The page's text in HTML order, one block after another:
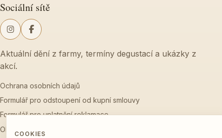
Sociální sítě
Aktuální dění z farmy, termíny degustací a ukázky z
akcí.
Ochrana osobních údajů
Formulář pro odstoupení od kupní smlouvy
Formulář pro uplatnění reklamace
Obchodní podmínky
COOKIES